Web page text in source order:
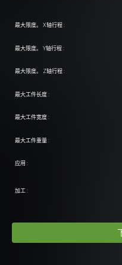
最大限度。 X轴行程 :
最大限度。 Y轴行程 :
最大限度。 Z轴行程 :
最大工件长度 :
最大工件宽度 :
最大工件重量 :
应用 :
加工 :